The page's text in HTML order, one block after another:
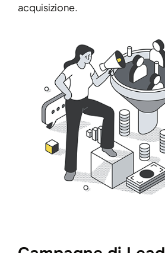
acquisizione.